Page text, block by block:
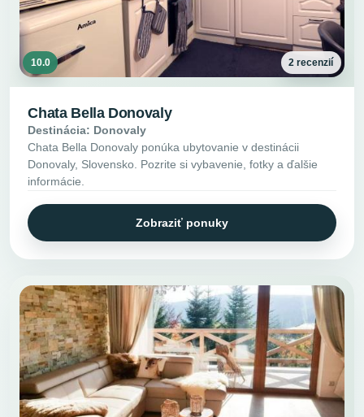
10.0 2 recenzií
Chata Bella Donovaly
Destinácia: Donovaly
Chata Bella Donovaly ponúka ubytovanie v destinácii
Donovaly, Slovensko. Pozrite si vybavenie, fotky a ďalšie
informácie.
Zobraziť ponuky